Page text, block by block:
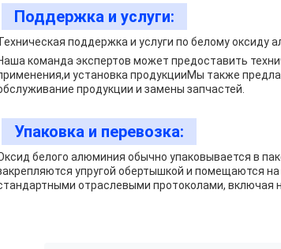
Поддержка и услуги:
поддержка и услуги по белому оксиду
команда экспертов может предоставить
установка продукцииМы также
продукции и замены запчастей.
Упаковка и перевозка:
белого алюминия обычно упаковывается в
упругой обертышкой и помещаются
отраслевыми протоколами, включая